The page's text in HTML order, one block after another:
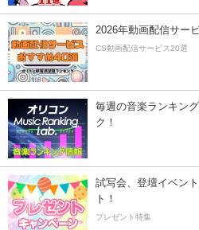
2026年動画配信サー
CS動画配信サービス20選
毎週の音楽ランキン
ク！
試写会、登壇イベン
ト！
プレゼント特集